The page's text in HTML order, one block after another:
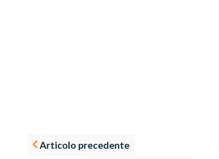
Articolo precedente